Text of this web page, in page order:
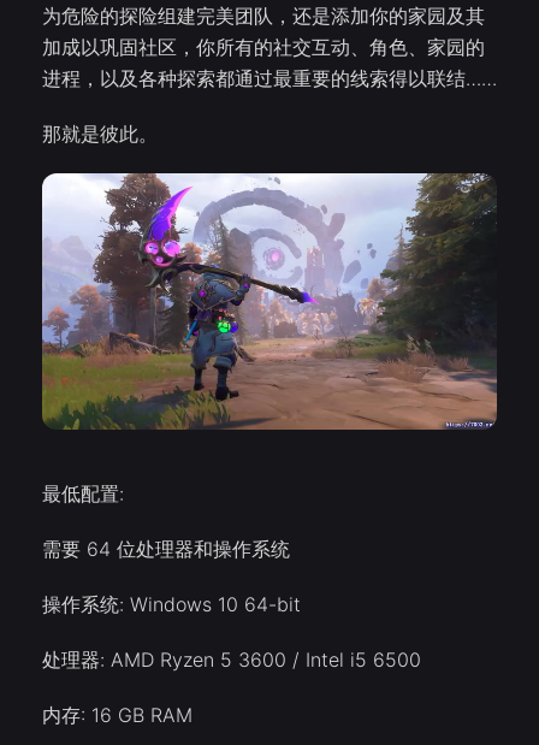
为危险的探险组建完美团队，还是添加你的家园及其
加成以巩固社区，你所有的社交互动、角色、家园的
进程，以及各种探索都通过最重要的线索得以联结……
那就是彼此。
最低配置:
需要 64 位处理器和操作系统
操作系统: Windows 10 64-bit
处理器: AMD Ryzen 5 3600 / Intel i5 6500
内存: 16 GB RAM